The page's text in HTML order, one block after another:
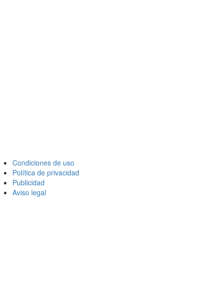
Condiciones de uso
Política de privacidad
Publicidad
Aviso legal